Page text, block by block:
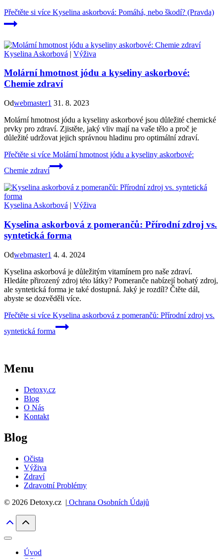
Přečtěte si více Kyselina askorbová: Pomáhá, nebo škodí? (Pravda)
Kyselina Askorbová | Výživa
Molární hmotnost jódu a kyseliny askorbové:
Chemie zdraví
Odwebmaster1 31. 8. 2023
Molární hmotnost jódu a kyseliny askorbové jsou důležité chemické
prvky pro zdraví. Zjistěte, jaký vliv mají na vaše tělo a proč je
důležité udržovat jejich správnou hladinu pro optimální zdraví.
Přečtěte si více Molární hmotnost jódu a kyseliny askorbové:
Chemie zdraví
Kyselina Askorbová | Výživa
Kyselina askorbová z pomerančů: Přírodní zdroj vs.
syntetická forma
Odwebmaster1 4. 4. 2024
Kyselina askorbová je důležitým vitamínem pro naše zdraví.
Hledáte přirozený zdroj této látky? Pomeranče nabízejí bohatý zdroj,
ale syntetická forma je také dostupná. Jaký je rozdíl? Čtěte dál,
abyste se dozvěděli více.
Přečtěte si více Kyselina askorbová z pomerančů: Přírodní zdroj vs.
syntetická forma
Menu
Detoxy.cz
Blog
O Nás
Kontakt
Blog
Očista
Výživa
Zdraví
Zdravotní Problémy
© 2026 Detoxy.cz | Ochrana Osobních Údajů
Úvod